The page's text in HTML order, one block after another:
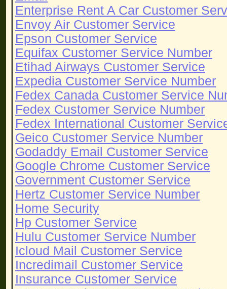
Enterprise Rent A Car Customer
Envoy Air Customer Service
Epson Customer Service
Equifax Customer Service Number
Etihad Airways Customer Service
Expedia Customer Service Number
Fedex Canada Customer Service
Fedex Customer Service Number
Fedex International Customer
Geico Customer Service Number
Godaddy Email Customer Service
Google Chrome Customer Service
Government Customer Service
Hertz Customer Service Number
Home Security
Hp Customer Service
Hulu Customer Service Number
Icloud Mail Customer Service
Incredimail Customer Service
Insurance Customer Service